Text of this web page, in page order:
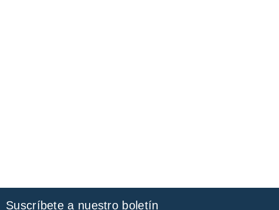
Suscríbete a nuestro boletín